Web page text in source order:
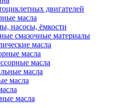
двигателей
масла
насосы, ёмкости
смазочные материалы
масла
масла
масла
масла
масла
масла